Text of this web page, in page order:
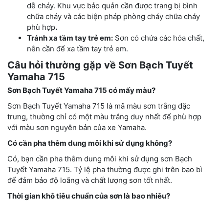
dễ cháy. Khu vực bảo quản cần được trang bị bình
chữa cháy và các biện pháp phòng cháy chữa cháy
phù hợp.
Tránh xa tầm tay trẻ em: Sơn có chứa các hóa chất,
nên cần để xa tầm tay trẻ em.
Câu hỏi thường gặp về Sơn Bạch Tuyết
Yamaha 715
Sơn Bạch Tuyết Yamaha 715 có mấy màu?
Sơn Bạch Tuyết Yamaha 715 là mã màu sơn trắng đặc
trưng, thường chỉ có một màu trắng duy nhất để phù hợp
với màu sơn nguyên bản của xe Yamaha.
Có cần pha thêm dung môi khi sử dụng không?
Có, bạn cần pha thêm dung môi khi sử dụng sơn Bạch
Tuyết Yamaha 715. Tỷ lệ pha thường được ghi trên bao bì
để đảm bảo độ loãng và chất lượng sơn tốt nhất.
Thời gian khô tiêu chuẩn của sơn là bao nhiêu?